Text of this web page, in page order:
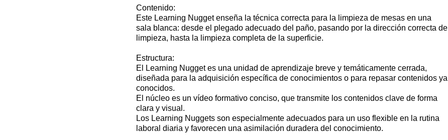
Contenido:
Este Learning Nugget enseña la técnica correcta para la limpieza de mesas en una
sala blanca: desde el plegado adecuado del paño, pasando por la dirección correcta de
limpieza, hasta la limpieza completa de la superficie.
Estructura:
El Learning Nugget es una unidad de aprendizaje breve y temáticamente cerrada,
diseñada para la adquisición específica de conocimientos o para repasar contenidos ya
conocidos.
El núcleo es un vídeo formativo conciso, que transmite los contenidos clave de forma
clara y visual.
Los Learning Nuggets son especialmente adecuados para un uso flexible en la rutina
laboral diaria y favorecen una asimilación duradera del conocimiento.